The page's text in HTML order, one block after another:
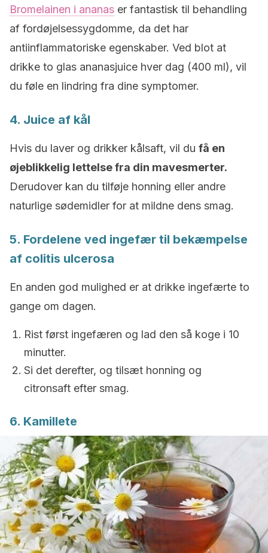
Bromelainen i ananas er fantastisk til behandling
af fordøjelsessygdomme, da det har
antiinflammatoriske egenskaber. Ved blot at
drikke to glas ananasjuice hver dag (400 ml), vil
du føle en lindring fra dine symptomer.
4. Juice af kål
Hvis du laver og drikker kålsaft, vil du få en
øjeblikkelig lettelse fra din mavesmerter.
Derudover kan du tilføje honning eller andre
naturlige sødemidler for at mildne dens smag.
5. Fordelene ved ingefær til bekæmpelse
af colitis ulcerosa
En anden god mulighed er at drikke ingefærte to
gange om dagen.
Rist først ingefæren og lad den så koge i 10
minutter.
Si det derefter, og tilsæt honning og
citronsaft efter smag.
6. Kamillete